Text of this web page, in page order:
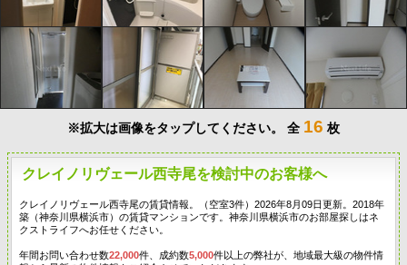
※拡大は画像をタップしてください。 全 16 枚
クレイノリヴェール西寺尾を検討中のお客様へ
クレイノリヴェール西寺尾の賃貸情報。（空室3件）2026年8月09日更新。2018年
築（神奈川県横浜市）の賃貸マンションです。神奈川県横浜市のお部屋探しはネ
クストライフへお任せください。
年間お問い合わせ数22,000件、成約数5,000件以上の弊社が、地域最大級の物件情